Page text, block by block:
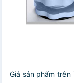
Giá sản phẩm trên